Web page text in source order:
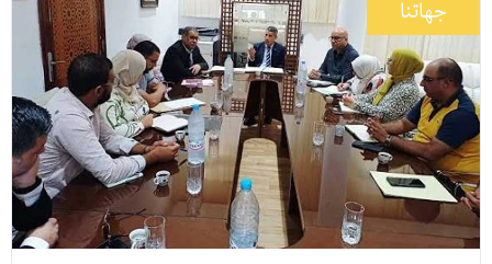
جهاتنا